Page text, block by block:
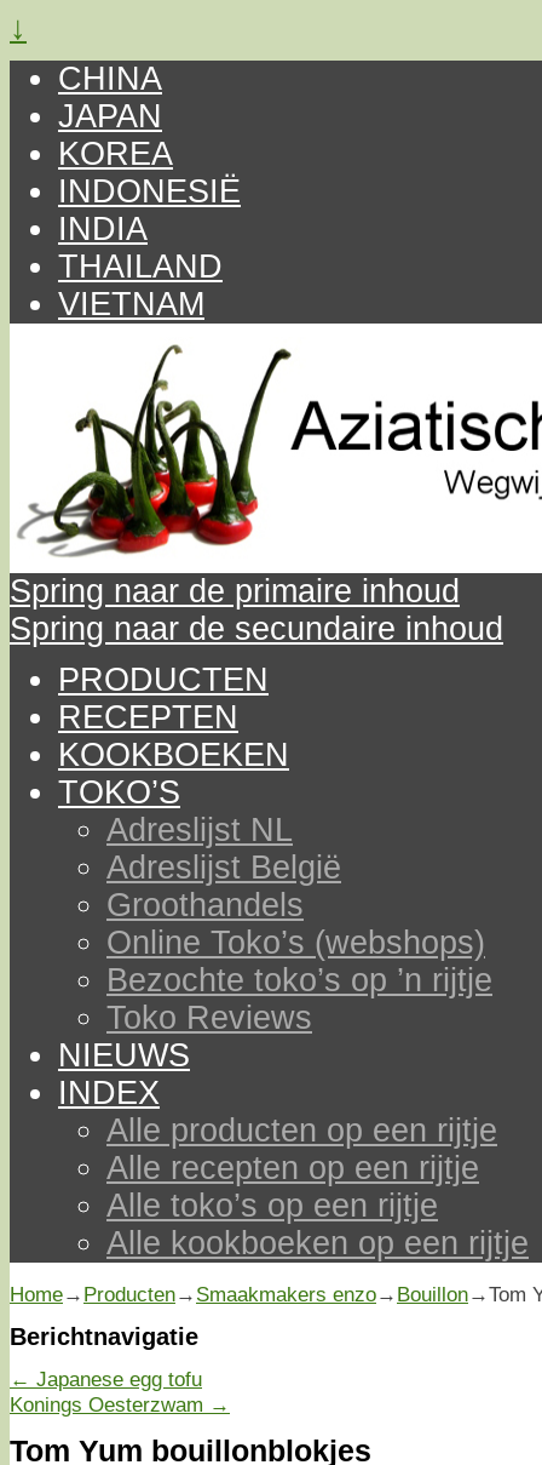
↓
CHINA
JAPAN
KOREA
INDONESIË
INDIA
THAILAND
VIETNAM
Spring naar de primaire inhoud
Spring naar de secundaire inhoud
PRODUCTEN
RECEPTEN
KOOKBOEKEN
TOKO’S
Adreslijst NL
Adreslijst België
Groothandels
Online Toko’s (webshops)
Bezochte toko’s op ’n rijtje
Toko Reviews
NIEUWS
INDEX
Alle producten op een rijtje
Alle recepten op een rijtje
Alle toko’s op een rijtje
Alle kookboeken op een rijtje
Home→ Producten→ Smaakmakers enzo→ Bouillon→Tom
Berichtnavigatie
← Japanese egg tofu
Konings Oesterzwam →
Tom Yum bouillonblokjes